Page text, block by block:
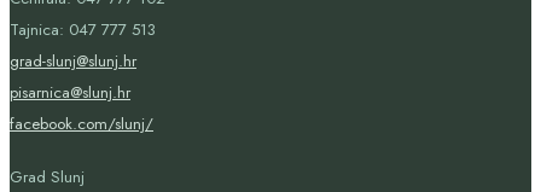
Tajnica: 047 777 513
grad-slunj@slunj.hr
pisarnica@slunj.hr
facebook.com/slunj/
Grad Slunj